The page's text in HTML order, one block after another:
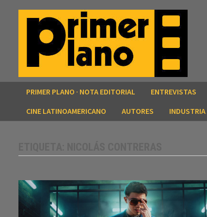
PRIMER PLANO · NOTA EDITORIAL ENTREVISTAS
CINE LATINOAMERICANO
AUTORES